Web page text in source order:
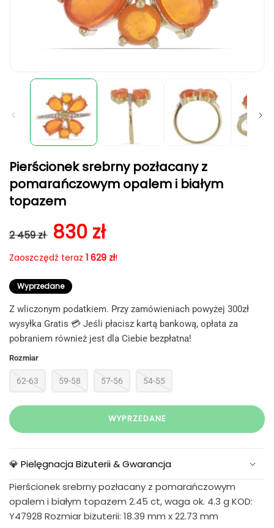
multimedia
oknie
modalnym
Pierścionek srebrny pozłacany z
pomarańczowym opalem i białym
topazem
Cena regularna
2 459 zł Cena sprzedaży
830 zł
Zaoszczędź teraz 1 629 zł!
Wyprzedane
Z wliczonym podatkiem. Przy zamówieniach powyżej 300zł
wysyłka Gratis 💳 Jeśli płacisz kartą bankową, opłata za
pobraniem również jest dla Ciebie bezpłatna!
Rozmiar
62-63 59-58 57-56 54-55
WYPRZEDANE
💎 Pielęgnacja Biżuterii & Gwarancja
Pierścionek srebrny pozłacany z pomarańczowym
opalem i białym topazem 2.45 ct, waga ok. 4.3 g KOD:
Y47928 Rozmiar biżuterii: 18.39 mm x 22.73 mm